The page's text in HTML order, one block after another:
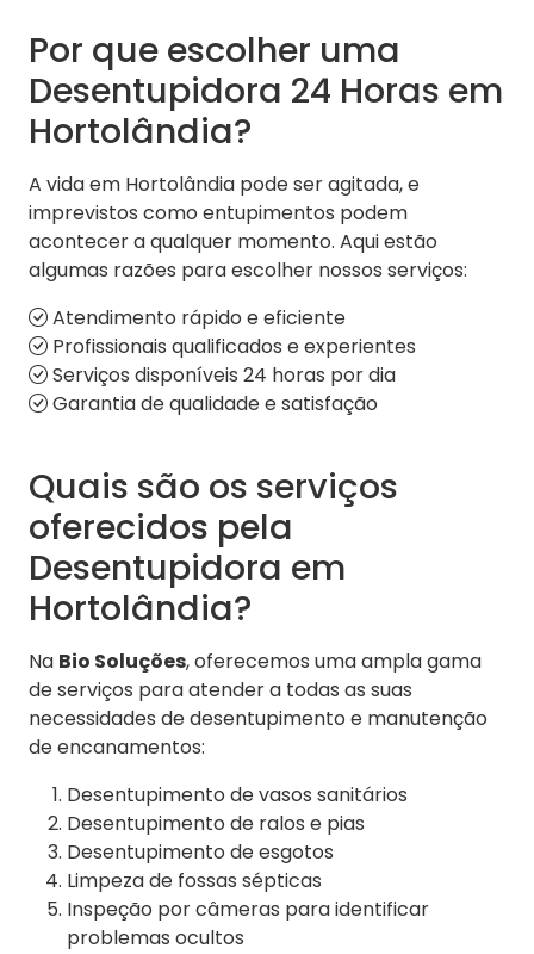
Por que escolher uma
Desentupidora 24 Horas em
Hortolândia?
A vida em Hortolândia pode ser agitada, e
imprevistos como entupimentos podem
acontecer a qualquer momento. Aqui estão
algumas razões para escolher nossos serviços:
Atendimento rápido e eficiente
Profissionais qualificados e experientes
Serviços disponíveis 24 horas por dia
Garantia de qualidade e satisfação
Quais são os serviços
oferecidos pela
Desentupidora em
Hortolândia?
Na Bio Soluções, oferecemos uma ampla gama
de serviços para atender a todas as suas
necessidades de desentupimento e manutenção
de encanamentos:
Desentupimento de vasos sanitários
Desentupimento de ralos e pias
Desentupimento de esgotos
Limpeza de fossas sépticas
Inspeção por câmeras para identificar
problemas ocultos